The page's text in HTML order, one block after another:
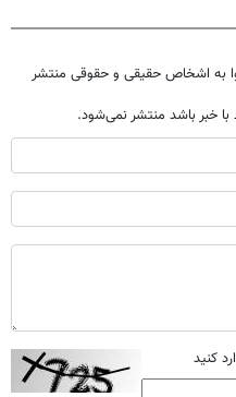
به اشخاص حقیقی و حقوقی منتشر
با خبر باشد منتشر نمی‌شود.
کنید